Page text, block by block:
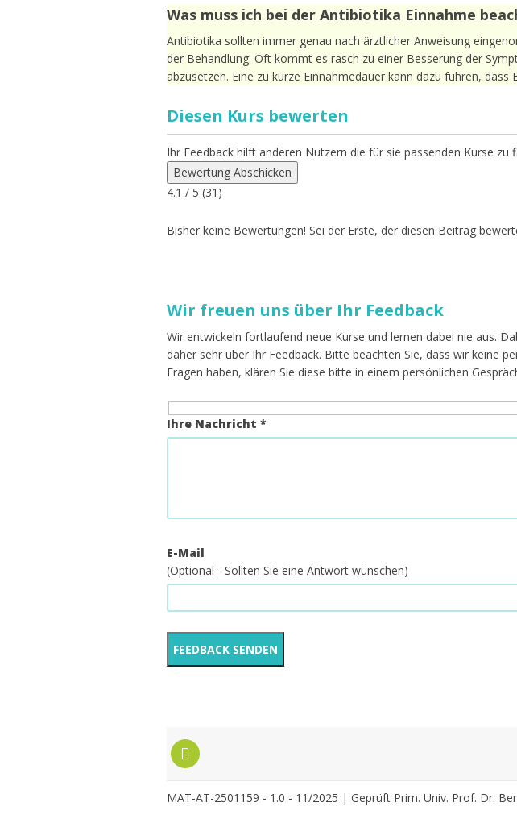
Was muss ich bei der Antibiotika Einnahme
Antibiotika sollten immer genau nach ärztlicher Anweisung
der Behandlung. Oft kommt es rasch zu einer Besserung der
abzusetzen. Eine zu kurze Einnahmedauer kann dazu führen,
Diesen Kurs bewerten
Ihr Feedback hilft anderen Nutzern die für sie passenden Kurse zu
Bewertung Abschicken
4.1 / 5 (31 )
Bisher keine Bewertungen! Sei der Erste, der diesen Beitrag
Wir freuen uns über Ihr Feedback
Wir entwickeln fortlaufend neue Kurse und lernen dabei nie aus.
daher sehr über Ihr Feedback. Bitte beachten Sie, dass wir keine
Fragen haben, klären Sie diese bitte in einem persönlichen
Ihre Nachricht *
E-Mail
(Optional - Sollten Sie eine Antwort wünschen)
MAT-AT-2501159 - 1.0 - 11/2025 | Geprüft Prim. Univ. Prof. Dr.